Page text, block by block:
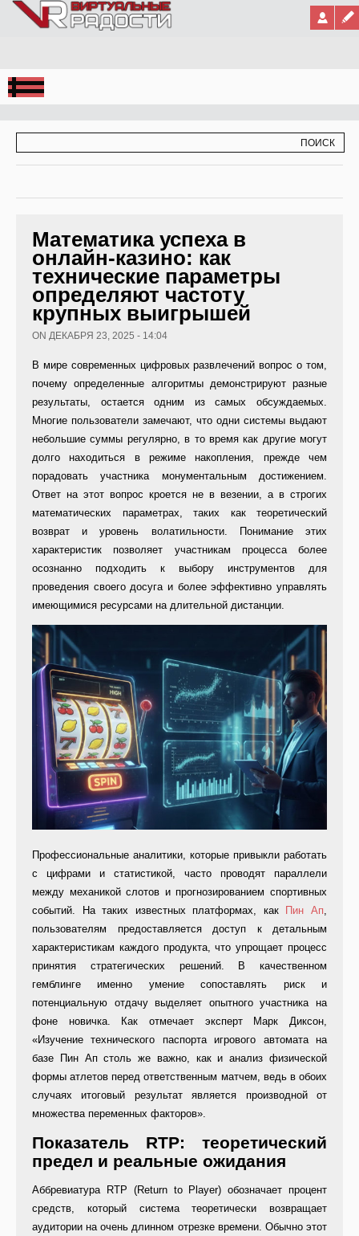
Jump to Navigation
Математика успеха в
онлайн-казино: как
технические параметры
определяют частоту
крупных выигрышей
ON ДЕКАБРЯ 23, 2025 - 14:04
В мире современных цифровых развлечений вопрос о том,
почему определенные алгоритмы демонстрируют разные
результаты, остается одним из самых обсуждаемых.
Многие пользователи замечают, что одни системы выдают
небольшие суммы регулярно, в то время как другие могут
долго находиться в режиме накопления, прежде чем
порадовать участника монументальным достижением.
Ответ на этот вопрос кроется не в везении, а в строгих
математических параметрах, таких как теоретический
возврат и уровень волатильности. Понимание этих
характеристик позволяет участникам процесса более
осознанно подходить к выбору инструментов для
проведения своего досуга и более эффективно управлять
имеющимися ресурсами на длительной дистанции.
Профессиональные аналитики, которые привыкли работать
с цифрами и статистикой, часто проводят параллели
между механикой слотов и прогнозированием спортивных
событий. На таких известных платформах, как Пин Ап
пользователям предоставляется доступ к детальным
характеристикам каждого продукта, что упрощает процесс
принятия стратегических решений. В качественном
гемблинге именно умение сопоставлять риск и
потенциальную отдачу выделяет опытного участника на
фоне новичка. Как отмечает эксперт Марк Диксон,
«Изучение технического паспорта игрового автомата на
базе Пин Ап столь же важно, как и анализ физической
формы атлетов перед ответственным матчем, ведь в обоих
случаях итоговый результат является производной от
множества переменных факторов».
Показатель RTP: теоретический
предел и реальные ожидания
Аббревиатура RTP (Return to Player) обозначает процент
средств, который система теоретически возвращает
аудитории на очень длинном отрезке времени. Обычно этот